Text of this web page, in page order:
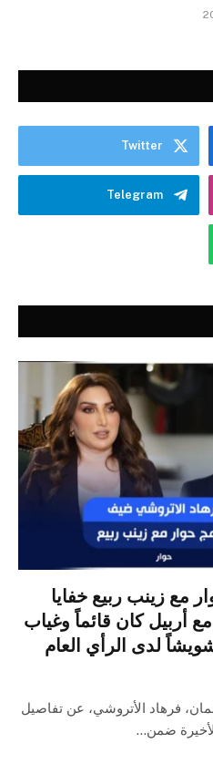
Twitter
Telegram
مع زينب ربيع خفايا
أربيل كان قائماً وغياب
لدى الرأي العام
فرهاد الأتروشي، عن تفاصيل
ضمن…